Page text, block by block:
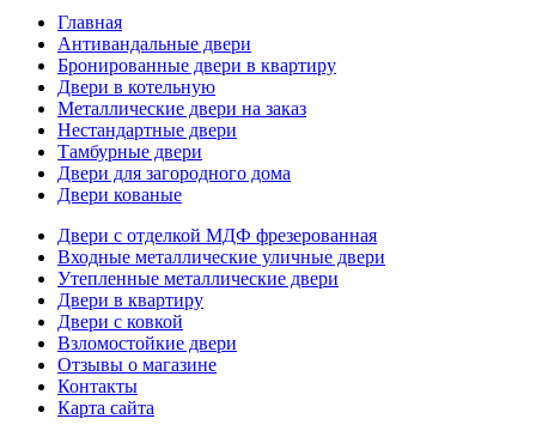
Главная
Антивандальные двери
Бронированные двери в квартиру
Двери в котельную
Металлические двери на заказ
Нестандартные двери
Тамбурные двери
Двери для загородного дома
Двери кованые
Двери с отделкой МДФ фрезерованная
Входные металлические уличные двери
Утепленные металлические двери
Двери в квартиру
Двери с ковкой
Взломостойкие двери
Отзывы о магазине
Контакты
Карта сайта